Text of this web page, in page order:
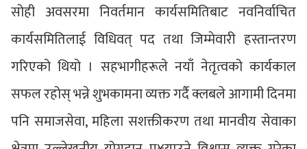
सोही अवसरमा निवर्तमान कार्यसमितिबाट नवनिर्वाचित
कार्यसमितिलाई विधिवत् पद तथा जिम्मेवारी हस्तान्तरण
गरिएको थियो । सहभागीहरूले नयाँ नेतृत्वको कार्यकाल
सफल रहोस् भन्ने शुभकामना व्यक्त गर्दै क्लबले आगामी दिनमा
पनि समाजसेवा, महिला सशक्तीकरण तथा मानवीय सेवाका